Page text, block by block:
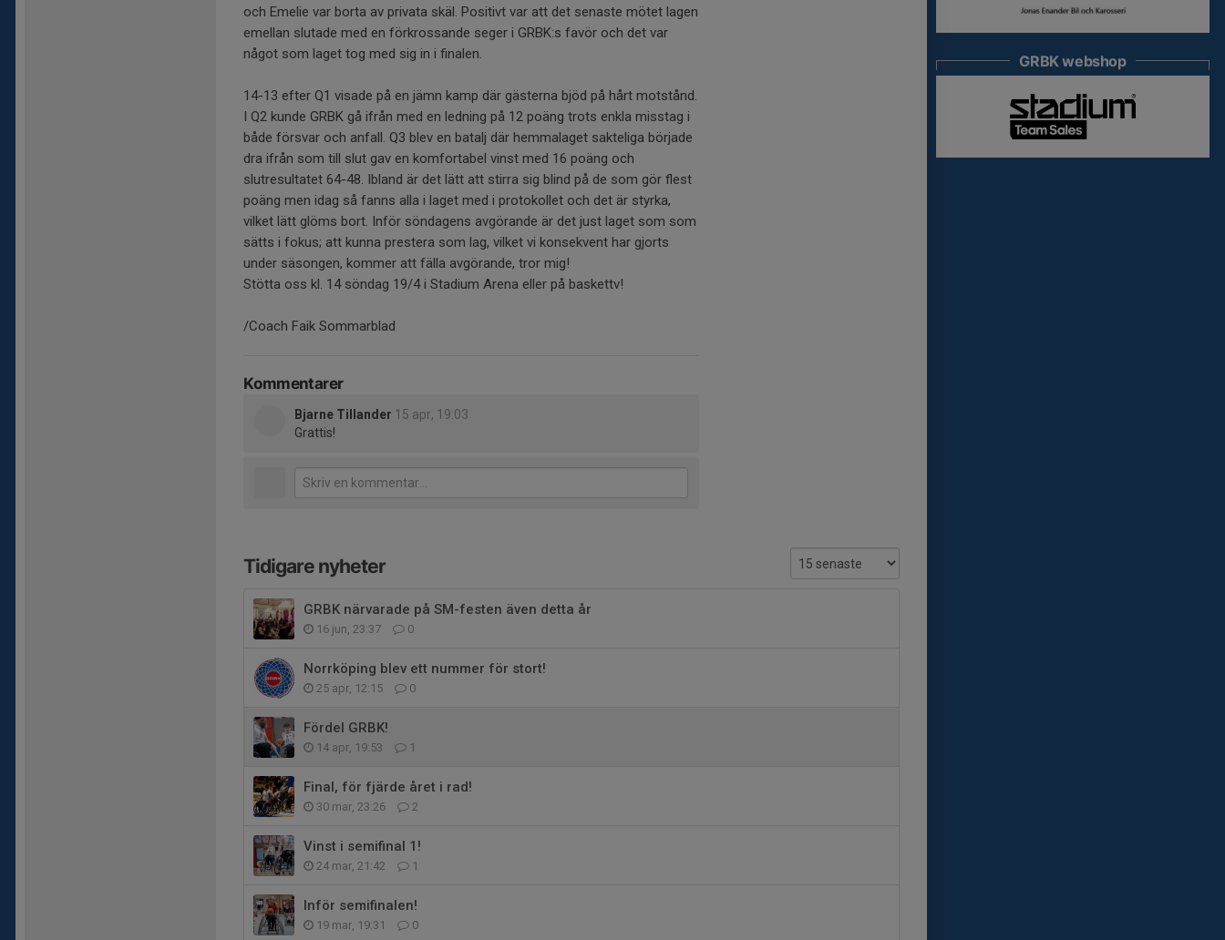
och Emelie var borta av privata skäl. Positivt var att det senaste mötet lagen
emellan slutade med en förkrossande seger i GRBK:s favör och det var
något som laget tog med sig in i finalen.
14-13 efter Q1 visade på en jämn kamp där gästerna bjöd på hårt motstånd.
I Q2 kunde GRBK gå ifrån med en ledning på 12 poäng trots enkla misstag i
både försvar och anfall. Q3 blev en batalj där hemmalaget sakteliga började
dra ifrån som till slut gav en komfortabel vinst med 16 poäng och
slutresultatet 64-48. Ibland är det lätt att stirra sig blind på de som gör flest
poäng men idag så fanns alla i laget med i protokollet och det är styrka,
vilket lätt glöms bort. Inför söndagens avgörande är det just laget som som
sätts i fokus; att kunna prestera som lag, vilket vi konsekvent har gjorts
under säsongen, kommer att fälla avgörande, tror mig!
Stötta oss kl. 14 söndag 19/4 i Stadium Arena eller på baskettv!
/Coach Faik Sommarblad
Kommentarer
Bjarne Tillander 15 apr, 19:03
Grattis!
Tidigare nyheter
GRBK närvarade på SM-festen även detta år
16 jun, 23:37 0
Norrköping blev ett nummer för stort!
25 apr, 12:15 0
Fördel GRBK!
14 apr, 19:53 1
Final, för fjärde året i rad!
30 mar, 23:26 2
Vinst i semifinal 1!
24 mar, 21:42 1
Inför semifinalen!
19 mar, 19:31 0
GRBK webshop